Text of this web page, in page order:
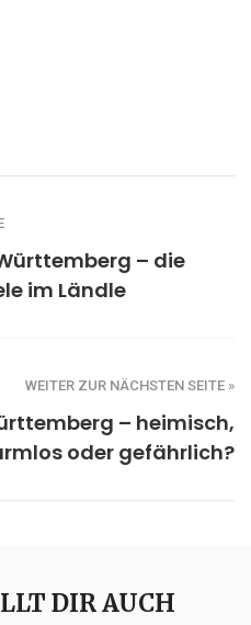
– die
im Ländle
WEITER ZUR NÄCHSTEN SEITE »
– heimisch,
oder gefährlich?
DIR AUCH